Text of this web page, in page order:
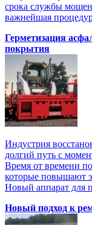
срока службы
важнейшая
Герметизация
покрытия
Индустрия
долгий путь с
Время от времени
которые повышают
Новый аппарат для
Новый подход к